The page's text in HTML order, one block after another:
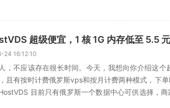
24 16:12:10
，不应该存在很长时间。今天，我想向你介绍这个
且有按时计费俄罗斯vps和按月计费两种模式，下
目前只有俄罗斯一个数据中心可供选择，商